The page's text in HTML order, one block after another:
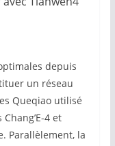
depuis
un réseau
Queqiao utilisé
4 et
Parallèlement, la